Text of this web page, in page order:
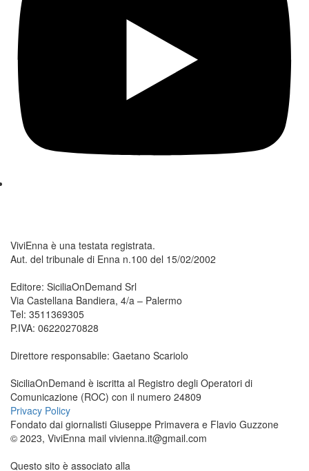
ViviEnna è una testata registrata.
Aut. del tribunale di Enna n.100 del 15/02/2002
Editore: SiciliaOnDemand Srl
Via Castellana Bandiera, 4/a – Palermo
Tel: 3511369305
P.IVA: 06220270828
Direttore responsabile: Gaetano Scariolo
SiciliaOnDemand è iscritta al Registro degli Operatori di
Comunicazione (ROC) con il numero 24809
Privacy Policy
Fondato dai giornalisti Giuseppe Primavera e Flavio Guzzone
© 2023, ViviEnna mail vivienna.it@gmail.com
Questo sito è associato alla